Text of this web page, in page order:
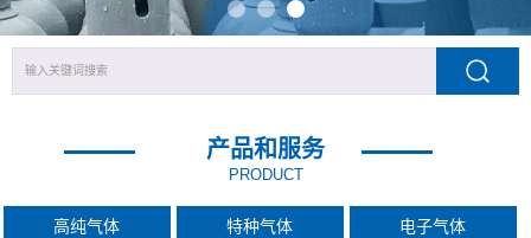
产品和服务
PRODUCT
高纯气体 特种气体 电子气体